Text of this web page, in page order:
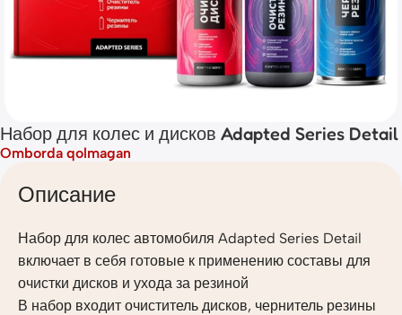
Набор для колес и дисков Adapted Series Detail
Omborda qolmagan
Описание
Набор для колес автомобиля Adapted Series Detail
включает в себя готовые к применению составы для
очистки дисков и ухода за резиной
В набор входит очиститель дисков, чернитель резины